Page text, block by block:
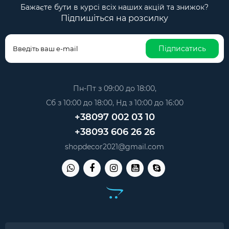
Бажаєте бути в курсі всіх наших акцій та знижок?
Підпишіться на розсилку
Підписатись
Пн-Пт з 09:00 до 18:00,
Сб з 10:00 до 18:00, Нд з 10:00 до 16:00
+38097 002 03 10
+38093 606 26 26
shopdecor2021@gmail.com